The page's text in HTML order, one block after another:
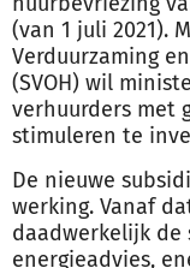
(van 1 juli 2021).
Verduurzaming
(SVOH) wil
verhuurders met
stimuleren te
De nieuwe
werking. Vanaf
daadwerkelijk de
energieadvies,